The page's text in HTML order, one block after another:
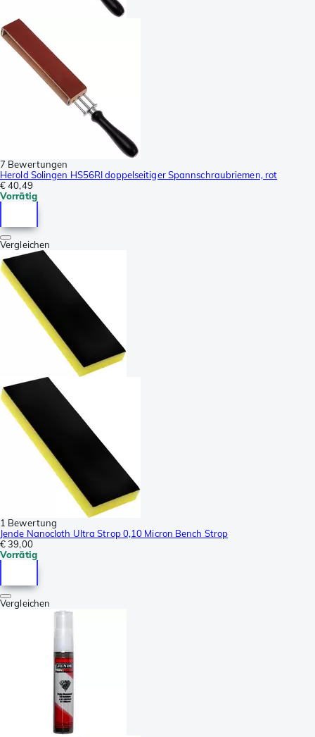
7 Bewertungen
Herold Solingen HS56RI doppelseitiger Spannschraubriemen, rot
€ 40,49
Vorrätig
Vergleichen
1 Bewertung
Jende Nanocloth Ultra Strop 0,10 Micron Bench Strop
€ 39,00
Vorrätig
Vergleichen